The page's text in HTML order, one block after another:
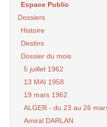
Espace Public
Dossiers
Histoire
Destins
Dossier du mois
5 juillet 1962
13 MAI 1958
19 mars 1962
ALGER - du 23 au 26
Amiral DARLAN